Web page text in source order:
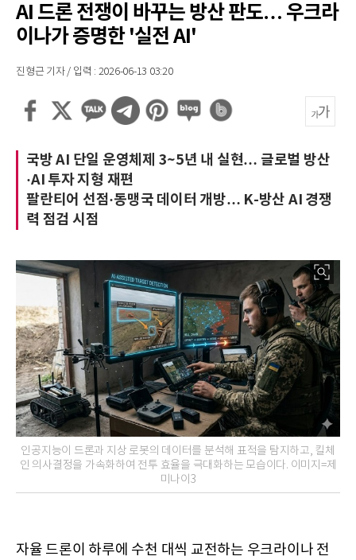
AI 드론 전쟁이 바꾸는 방산 판도… 우크라
이나가 증명한 '실전 AI'
진형근 기자 / 입력 : 2026-06-13 03:20
국방 AI 단일 운영체제 3~5년 내 실현… 글로벌 방산
·AI 투자 지형 재편
팔란티어 선점·동맹국 데이터 개방… K-방산 AI 경쟁
력 점검 시점
인공지능이 드론과 지상 로봇의 데이터를 분석해 표적을 탐지하고, 킬체
인 의사결정을 가속화하여 전투 효율을 극대화하는 모습이다. 이미지=제
미나이3
자율 드론이 하루에 수천 대씩 교전하는 우크라이나 전